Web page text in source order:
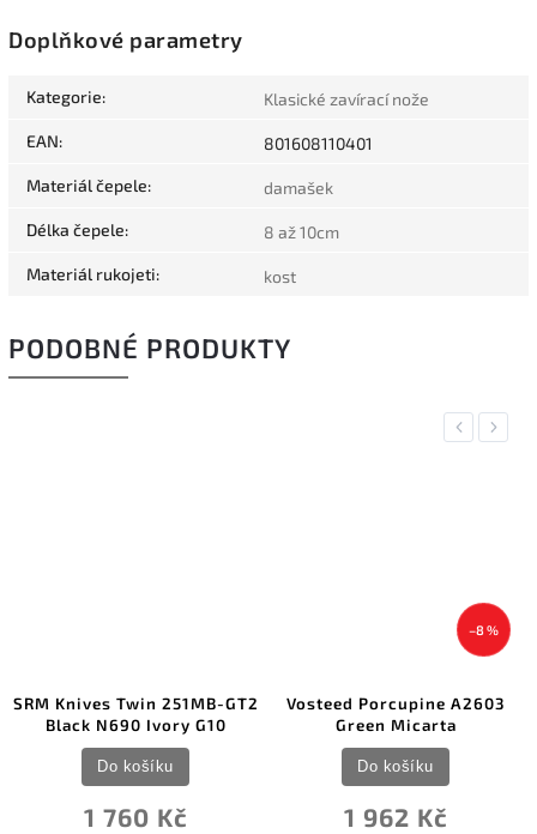
Doplňkové parametry
Kategorie: Klasické zavírací nože
EAN: 801608110401
Materiál čepele: damašek
Délka čepele: 8 až 10cm
Materiál rukojeti: kost
PODOBNÉ PRODUKTY
Previous
SRM Knives Twin 251MB-GT2
Black N690 Ivory G10
1 760 Kč
Do košíku
–8 %
Vosteed Porcupine A2603
Green Micarta
1 962 Kč
Do košíku
Next